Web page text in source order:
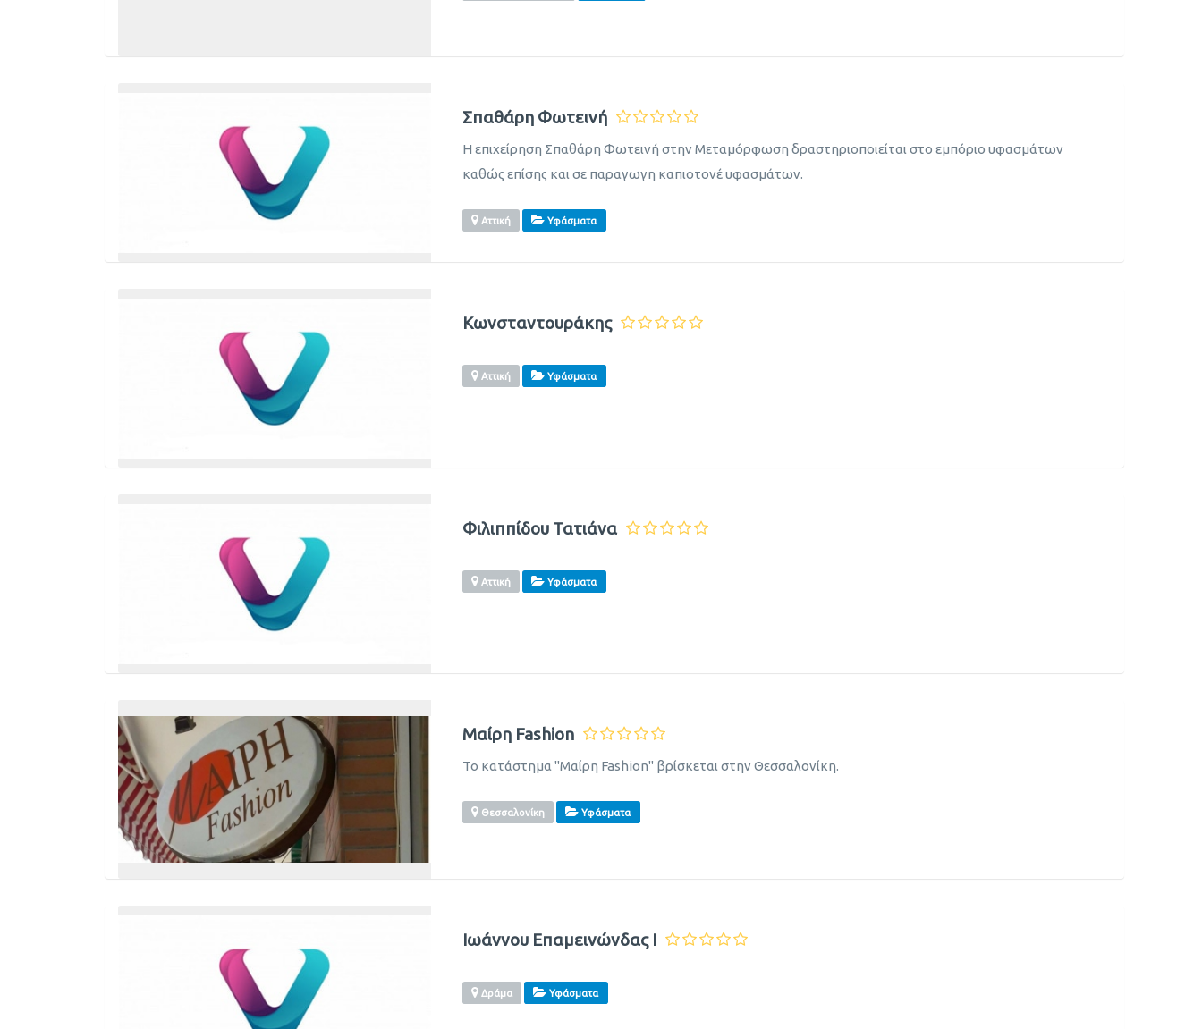
Σπαθάρη Φωτεινή
Η επιχείρηση Σπαθάρη Φωτεινή στην Μεταμόρφωση δραστηριοποιείται στo εμπόριο υφασμάτων
καθώς επίσης και σε παραγωγη καπιοτονέ υφασμάτων.
Αττική Υφάσματα
Κωνσταντουράκης
Αττική Υφάσματα
Φιλιππίδου Τατιάνα
Αττική Υφάσματα
Μαίρη Fashion
Το κατάστημα "Μαίρη Fashion" βρίσκεται στην Θεσσαλονίκη.
Θεσσαλονίκη Υφάσματα
Ιωάννου Επαμεινώνδας Ι
Δράμα Υφάσματα